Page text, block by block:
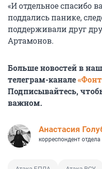
«И отдельное спасибо
поддались панике,
поддерживали друг
Артамонов.
Больше новостей в
телеграм-канале
Подписывайтесь,
важном.
Анастасия
корреспондент отдела